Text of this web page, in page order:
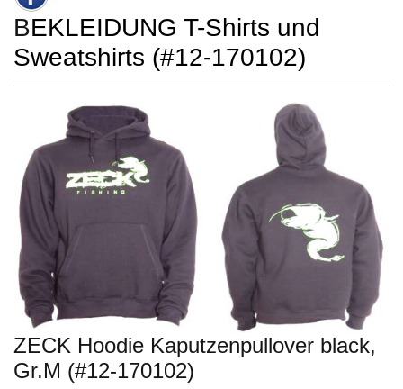
BEKLEIDUNG T-Shirts und
Sweatshirts (#12-170102)
ZECK Hoodie Kaputzenpullover black,
Gr.M (#12-170102)